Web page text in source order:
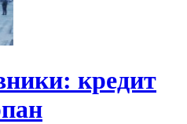
кредит